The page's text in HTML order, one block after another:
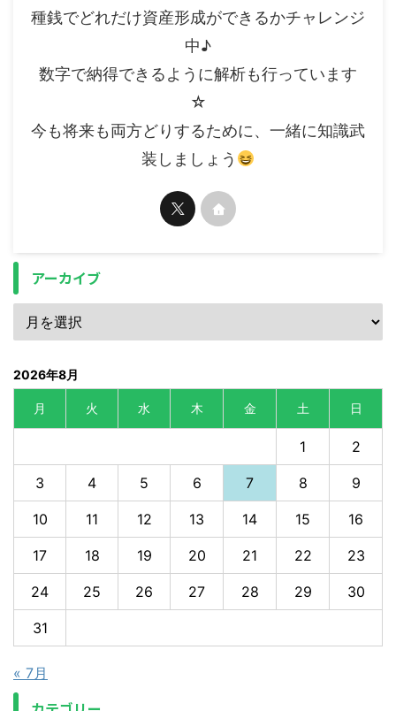
種銭でどれだけ資産形成ができるかチャレンジ
中♪
数字で納得できるように解析も行っています
☆
今も将来も両方どりするために、一緒に知識武
装しましょう
アーカイブ
2026年8月
月 火 水 木 金 土 日
1 2
3 4 5 6 7 8 9
10 11 12 13 14 15 16
17 18 19 20 21 22 23
24 25 26 27 28 29 30
31
« 7月